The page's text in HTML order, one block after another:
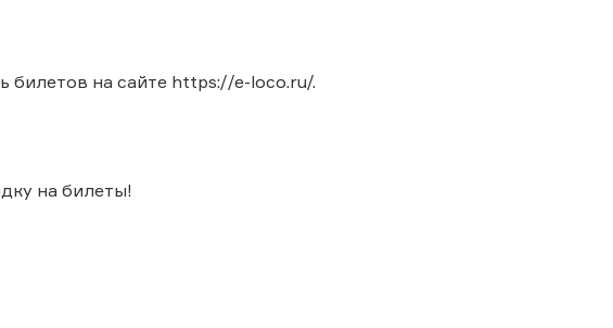
билетов на сайте https://e-loco.ru/.
на билеты!